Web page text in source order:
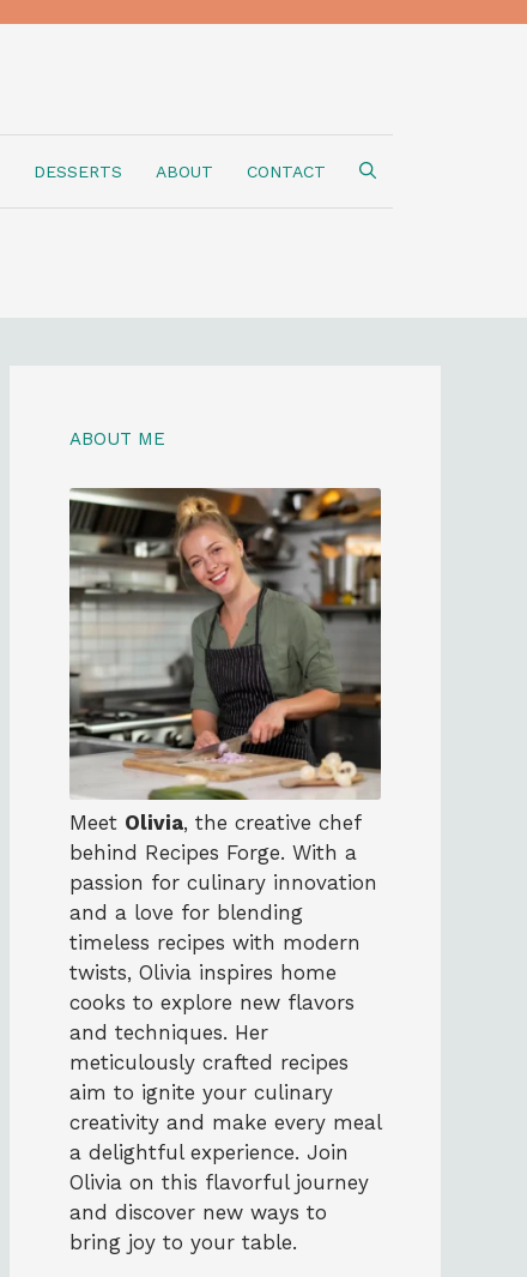
DESSERTS ABOUT CONTACT
ABOUT ME
Meet Olivia, the creative chef
behind Recipes Forge. With a
passion for culinary innovation
and a love for blending
timeless recipes with modern
twists, Olivia inspires home
cooks to explore new flavors
and techniques. Her
meticulously crafted recipes
aim to ignite your culinary
creativity and make every meal
a delightful experience. Join
Olivia on this flavorful journey
and discover new ways to
bring joy to your table.